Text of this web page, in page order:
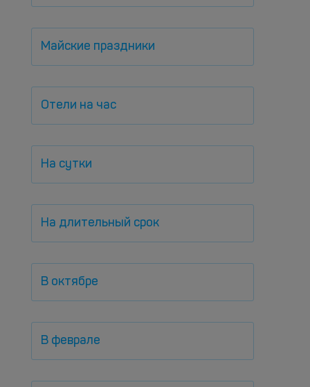
Майские праздники
Отели на час
На сутки
На длительный срок
В октябре
В феврале